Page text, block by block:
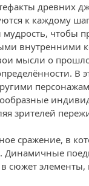
древних
к каждому
чтобы
внутренними
мысли о
В
зрителей
сражение, в
сюжет